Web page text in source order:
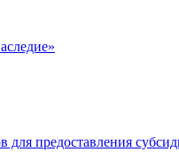
предоставления